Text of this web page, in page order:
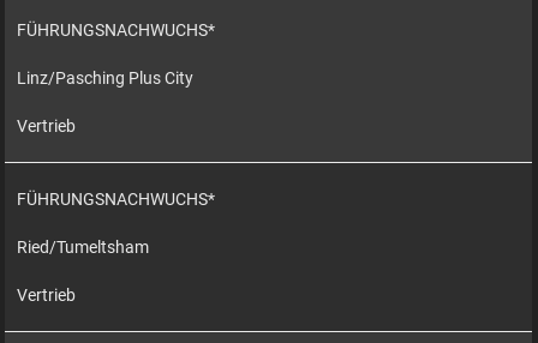
FÜHRUNGSNACHWUCHS*
Linz/Pasching Plus City
Vertrieb
FÜHRUNGSNACHWUCHS*
Ried/Tumeltsham
Vertrieb